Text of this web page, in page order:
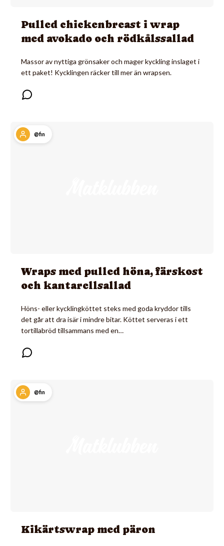
Pulled chickenbreast i wrap
med avokado och rödkålssallad
Massor av nyttiga grönsaker och mager kyckling inslaget i
ett paket! Kycklingen räcker till mer än wrapsen.
@fin
Wraps med pulled höna, färskost
och kantarellsallad
Höns- eller kycklingköttet steks med goda kryddor tills
det går att dra isär i mindre bitar. Köttet serveras i ett
tortillabröd tillsammans med en…
@fin
Kikärtswrap med päron